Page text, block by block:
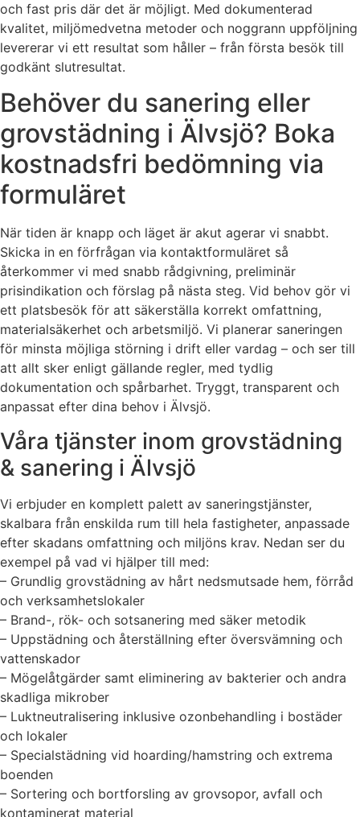
och fast pris där det är möjligt. Med dokumenterad
kvalitet, miljömedvetna metoder och noggrann uppföljning
levererar vi ett resultat som håller – från första besök till
godkänt slutresultat.
Behöver du sanering eller
grovstädning i Älvsjö? Boka
kostnadsfri bedömning via
formuläret
När tiden är knapp och läget är akut agerar vi snabbt.
Skicka in en förfrågan via kontaktformuläret så
återkommer vi med snabb rådgivning, preliminär
prisindikation och förslag på nästa steg. Vid behov gör vi
ett platsbesök för att säkerställa korrekt omfattning,
materialsäkerhet och arbetsmiljö. Vi planerar saneringen
för minsta möjliga störning i drift eller vardag – och ser till
att allt sker enligt gällande regler, med tydlig
dokumentation och spårbarhet. Tryggt, transparent och
anpassat efter dina behov i Älvsjö.
Våra tjänster inom grovstädning
& sanering i Älvsjö
Vi erbjuder en komplett palett av saneringstjänster,
skalbara från enskilda rum till hela fastigheter, anpassade
efter skadans omfattning och miljöns krav. Nedan ser du
exempel på vad vi hjälper till med:
– Grundlig grovstädning av hårt nedsmutsade hem, förråd
och verksamhetslokaler
– Brand-, rök- och sotsanering med säker metodik
– Uppstädning och återställning efter översvämning och
vattenskador
– Mögelåtgärder samt eliminering av bakterier och andra
skadliga mikrober
– Luktneutralisering inklusive ozonbehandling i bostäder
och lokaler
– Specialstädning vid hoarding/hamstring och extrema
boenden
– Sortering och bortforsling av grovsopor, avfall och
kontaminerat material